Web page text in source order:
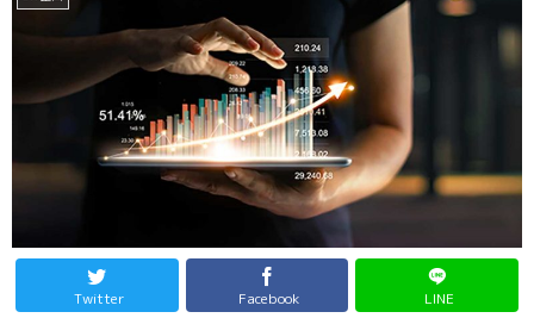
Twitter Facebook LINE